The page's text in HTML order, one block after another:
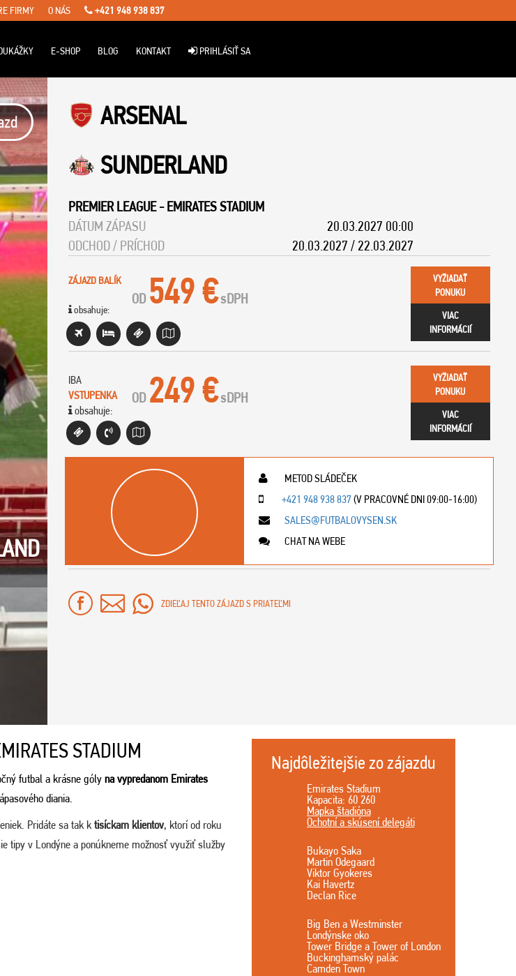
FIRMY O NÁS +421 948 938 837
E-SHOP BLOG KONTAKT PRIHLÁSIŤ SA
ARSENAL
SUNDERLAND
PREMIER LEAGUE-EMIRATES STADIUM
DÁTUM ZÁPASU
20.03.2027 00:00
ODCHOD / PRÍCHOD
20.03.2027 / 22.03.2027
ZÁJAZD BALÍK
obsahuje:
OD 549 € sDPH
VYŽIADAŤ
PONUKU
VIAC
INFORMÁCIÍ
IBA
VSTUPENKA
obsahuje:
OD 249 € sDPH
VYŽIADAŤ
PONUKU
VIAC
INFORMÁCIÍ
METOD SLÁDEČEK
+421 948 938 837(V PRACOVNÉ DNI 09:00-16:00)
SALES@FUTBALOVYSEN.SK
CHAT NA WEBE
ZDIEĽAJ TENTO ZÁJAZD S PRIATEĽMI
STADIUM
futbal a krásne góly na vypredanom Emirates
diania.
Pridáte sa tak ktisíckam klientov, ktorí od roku
tipy v Londýne a ponúkneme možnosť využiť služby
Najdôležitejšie zo zájazdu
Emirates Stadium
Kapacita: 60 260
Mapka štadióna
Ochotní a skúsení delegáti
Bukayo Saka
Martin Odegaard
Viktor Gyokeres
Kai Havertz
Declan Rice
Big Ben a Westminster
Londýnske oko
Tower Bridge a Tower of London
Buckinghamský palác
Camden Town